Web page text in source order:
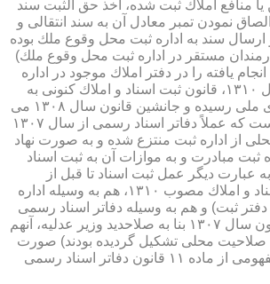
منافع املاك ثبت شده، اخذ حق الثبت سند
نمودن تمبر معادل آن به سند انتقالی و
ارسال سند به اداره ثبت محل وقوع ملك بوده
مستقر در اداره ثبت محل وقوع ملك)
یافته را در دفتر املاك موجود در اداره
ثبت درج نمایند.در سال ۱۳۱۰، قانون ثبت اسناد و املاك كنونی به
تصویب مجلس شورای ملی رسیده و جانشین قانون سال ۱۳۰۸ می
گردد و این در حالی است كه عملاً دفاتر اسناد رسمی از سال ۱۳۰۷
از اداره ثبت منتزع شده و به صورت نهاد
ثبت مبادرت و به موازات آن به ثبت اسناد
عبارت دیگر عمل ثبت اسناد تا قبل از
تصویب قانون ثبت اسناد و املاك مصوب ۱۳۱۰، هم به وسیله اداره
ثبت) و هم به وسیله دفاتر اسناد رسمی
(كه توسط ماده ۱ قانون سال ۱۳۰۷ بنا به صلاحدید وزیر عدلیه، آنهم
محلی تشكیل گردیده بودند) صورت
می گیرد. (برداشت مفهومی از ماده ۱۱ قانون دفاتر اسناد رسمی